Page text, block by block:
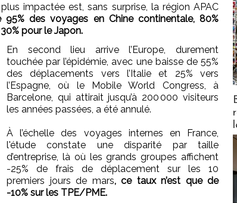
impactée est, sans surprise, la région APAC
95% des voyages en Chine continentale, 80%
pour le Japon.
En second lieu arrive l’Europe, durement
touchée par l’épidémie, avec une baisse de 55%
des déplacements vers l’Italie et 25% vers
l’Espagne, où le Mobile World Congress, à
Barcelone, qui attirait jusqu’à 200 000 visiteurs
les années passées, a été annulé.
À l’échelle des voyages internes en France,
l'étude constate une disparité par taille
d’entreprise, là où les grands groupes affichent
-25% de frais de déplacement sur les 10
premiers jours de mars, ce taux n’est que de
-10% sur les TPE/PME.